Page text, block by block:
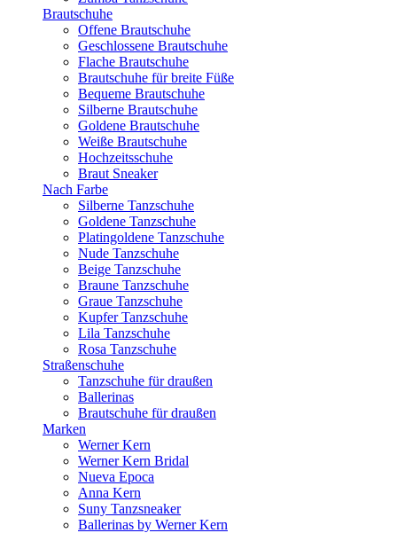
Brautschuhe
Offene Brautschuhe
Geschlossene Brautschuhe
Flache Brautschuhe
Brautschuhe für breite Füße
Bequeme Brautschuhe
Silberne Brautschuhe
Goldene Brautschuhe
Weiße Brautschuhe
Hochzeitsschuhe
Braut Sneaker
Nach Farbe
Silberne Tanzschuhe
Goldene Tanzschuhe
Platingoldene Tanzschuhe
Nude Tanzschuhe
Beige Tanzschuhe
Braune Tanzschuhe
Graue Tanzschuhe
Kupfer Tanzschuhe
Lila Tanzschuhe
Rosa Tanzschuhe
Straßenschuhe
Tanzschuhe für draußen
Ballerinas
Brautschuhe für draußen
Marken
Werner Kern
Werner Kern Bridal
Nueva Epoca
Anna Kern
Suny Tanzsneaker
Ballerinas by Werner Kern